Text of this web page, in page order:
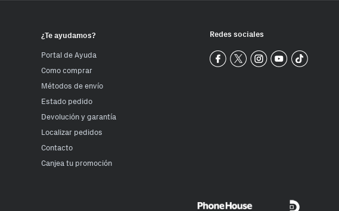
¿Te ayudamos?
Portal de Ayuda
Como comprar
Métodos de envío
Estado pedido
Devolución y garantía
Localizar pedidos
Contacto
Canjea tu promoción
Redes sociales
Phone House Facebook
Phone House Twitter
Phone House
Phone